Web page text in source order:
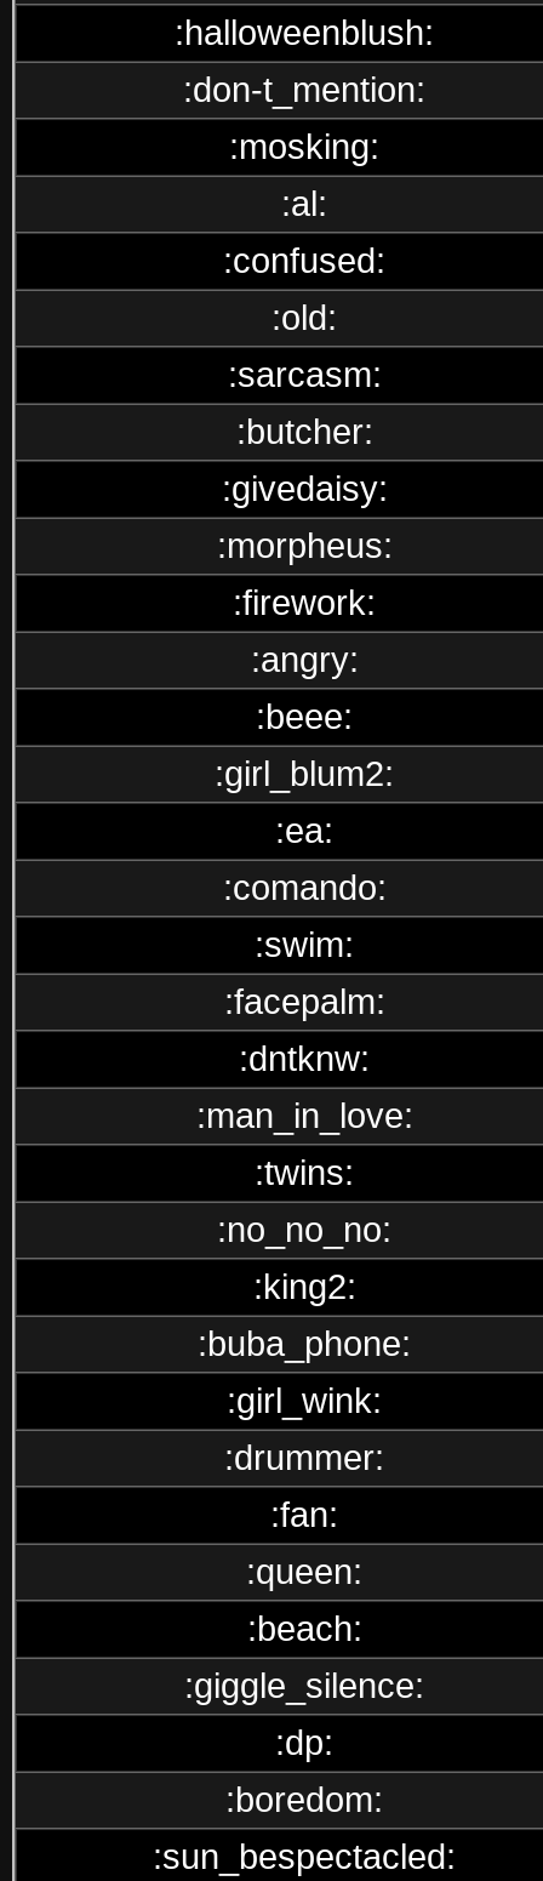
:halloweenblush:
:don-t_mention:
:mosking:
:al:
:confused:
:old:
:sarcasm:
:butcher:
:givedaisy:
:morpheus:
:firework:
:angry:
:beee:
:girl_blum2:
:ea:
:comando:
:swim:
:facepalm:
:dntknw:
:man_in_love:
:twins:
:no_no_no:
:king2:
:buba_phone:
:girl_wink:
:drummer:
:fan:
:queen:
:beach:
:giggle_silence:
:dp:
:boredom:
:sun_bespectacled: